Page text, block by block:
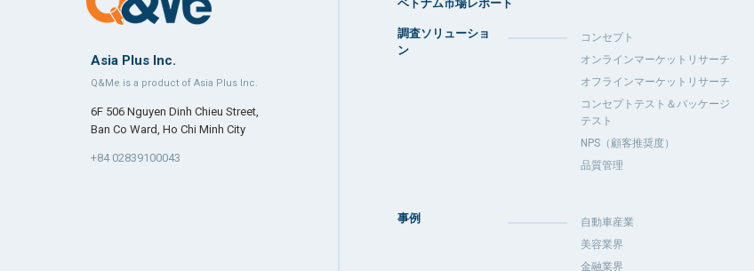
Asia Plus Inc.
Q&Me is a product of Asia Plus Inc.
6F 506 Nguyen Dinh Chieu Street,
Ban Co Ward, Ho Chi Minh City
+84 02839100043
ベトナム市場レポート
調査ソリューショ
ン
コンセプト
オンラインマーケットリサーチ
オフラインマーケットリサーチ
コンセプトテスト＆パッケージ
テスト
NPS（顧客推奨度）
品質管理
事例
自動車産業
美容業界
金融業界